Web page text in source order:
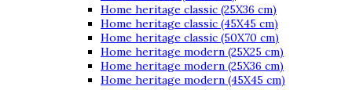
Home heritage classic (25X36 cm)
Home heritage classic (45X45 cm)
Home heritage classic (50X70 cm)
Home heritage modern (25X25 cm)
Home heritage modern (25X36 cm)
Home heritage modern (45X45 cm)